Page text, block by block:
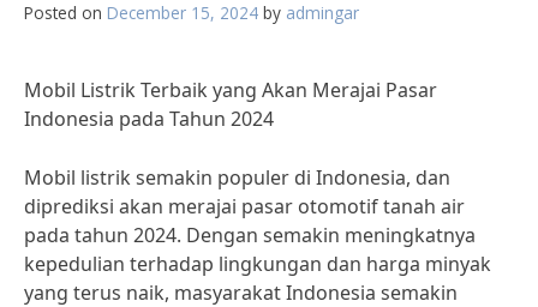
Posted on December 15, 2024 by admingar
Mobil Listrik Terbaik yang Akan Merajai Pasar
Indonesia pada Tahun 2024
Mobil listrik semakin populer di Indonesia, dan
diprediksi akan merajai pasar otomotif tanah air
pada tahun 2024. Dengan semakin meningkatnya
kepedulian terhadap lingkungan dan harga minyak
yang terus naik, masyarakat Indonesia semakin